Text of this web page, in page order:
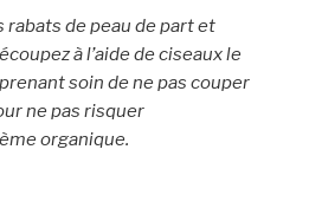
de peau de part et
à l’aide de ciseaux le
soin de ne pas couper
ne pas risquer
organique.